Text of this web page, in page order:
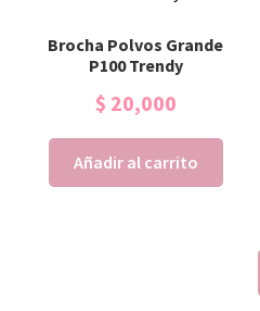
Brocha Polvos Grande
P100 Trendy
$ 20,000
Añadir al carrito